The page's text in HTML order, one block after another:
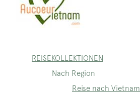
REISEKOLLEKTIONEN
Nach Region
Reise nach Vietnam